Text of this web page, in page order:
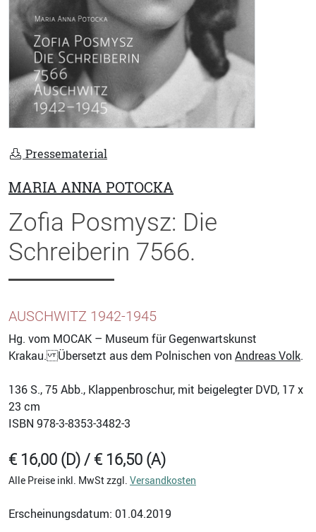
Pressematerial
MARIA ANNA POTOCKA
Zofia Posmysz: Die
Schreiberin 7566.
AUSCHWITZ 1942-1945
Hg. vom MOCAK – Museum für Gegenwartskunst
Krakau. Übersetzt aus dem Polnischen von Andreas Volk.
136 S., 75 Abb., Klappenbroschur, mit beigelegter DVD, 17 x
23 cm
ISBN 978-3-8353-3482-3
€ 16,00 (D) / € 16,50 (A)
Alle Preise inkl. MwSt zzgl. Versandkosten
Erscheinungsdatum: 01.04.2019